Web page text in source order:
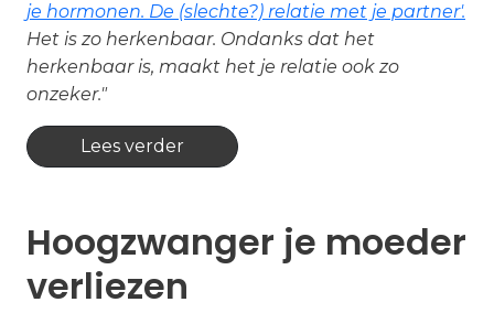
je hormonen. De (slechte?) relatie met je partner'.
Het is zo herkenbaar. Ondanks dat het
herkenbaar is, maakt het je relatie ook zo
onzeker."
Lees verder
Hoogzwanger je moeder
verliezen